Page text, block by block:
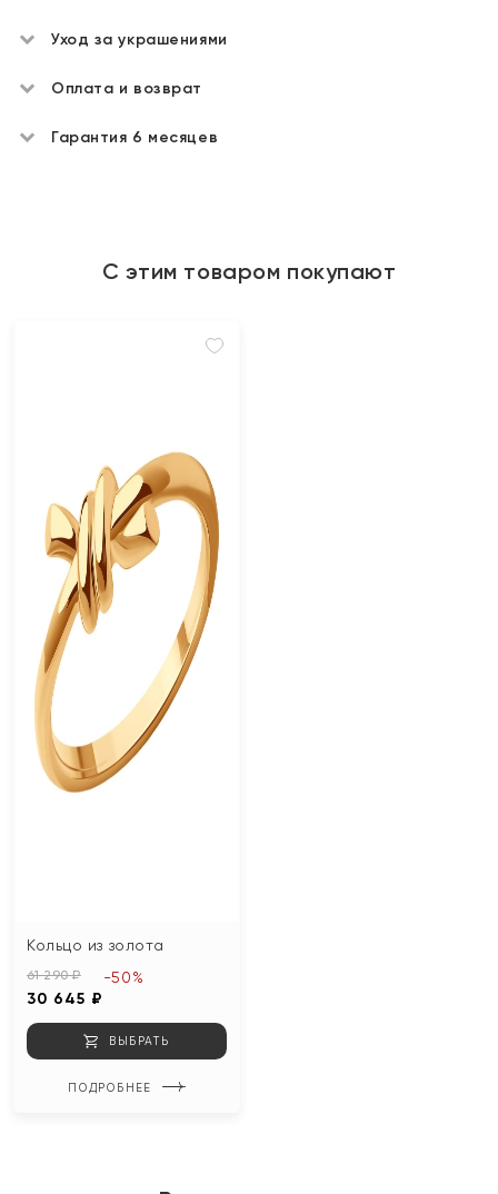
Уход за украшениями
Оплата и возврат
Гарантия 6 месяцев
С этим товаром покупают
Кольцо из золота
61 290 ₽
30 645 ₽
-50%
ВЫБРАТЬ
ПОДРОБНЕЕ